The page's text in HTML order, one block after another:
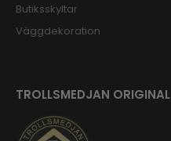
Butiksskyltar
Väggdekoration
TROLLSMEDJAN ORIGINAL